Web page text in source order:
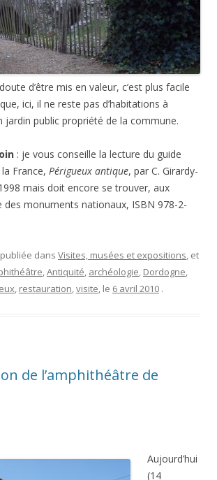
d’être mis en valeur, c’est plus facile
ici, il ne reste pas d’habitations à
jardin public propriété de la commune.
: je vous conseille la lecture du guide
France, Périgueux antique, par C. Girardy-
mais doit encore se trouver, aux
des monuments nationaux, ISBN 978-2-
dans Visites, musées et expositions, et
,Antiquité, archéologie, Dordogne,
, restauration,visite, le 6 avril 2010 .
de l’amphithéâtre de
Aujourd’hui
(14